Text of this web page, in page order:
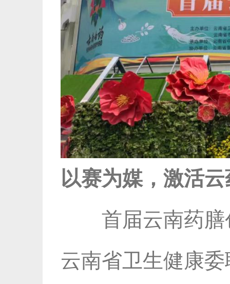
以赛为媒，激活
首届云南药
云南省卫生健康